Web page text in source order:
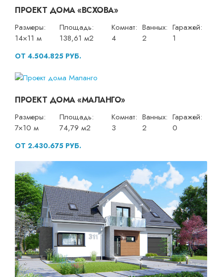
ПРОЕКТ ДОМА «ВСХОВА»
Размеры:
14×11 м
Площадь:
138,61 м2
Комнат:
4
Ванных:
2
Гаражей:
1
ОТ 4.504.825 РУБ.
ПРОЕКТ ДОМА «МАЛАНГО»
Размеры:
7×10 м
Площадь:
74,79 м2
Комнат:
3
Ванных:
2
Гаражей:
0
ОТ 2.430.675 РУБ.